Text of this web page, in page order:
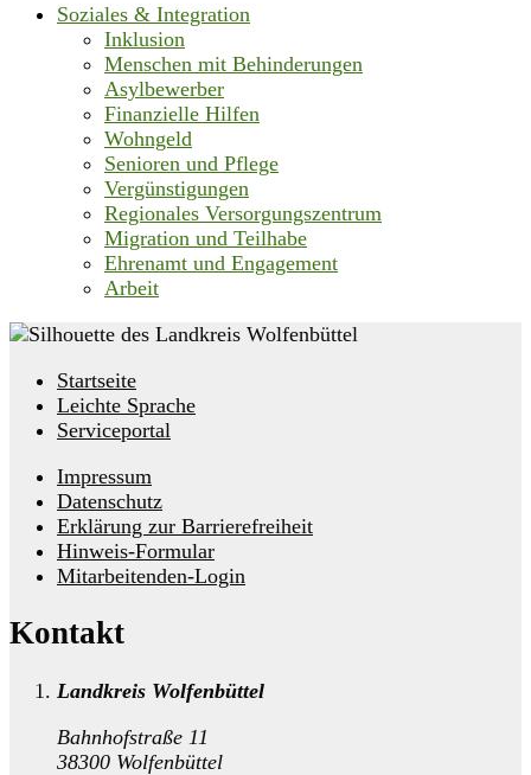
Soziales & Integration
Inklusion
Menschen mit Behinderungen
Asylbewerber
Finanzielle Hilfen
Wohngeld
Senioren und Pflege
Vergünstigungen
Regionales Versorgungszentrum
Migration und Teilhabe
Ehrenamt und Engagement
Arbeit
Startseite
Leichte Sprache
Serviceportal
Impressum
Datenschutz
Erklärung zur Barrierefreiheit
Hinweis-Formular
Mitarbeitenden-Login
Kontakt
Landkreis Wolfenbüttel
Bahnhofstraße 11
38300 Wolfenbüttel